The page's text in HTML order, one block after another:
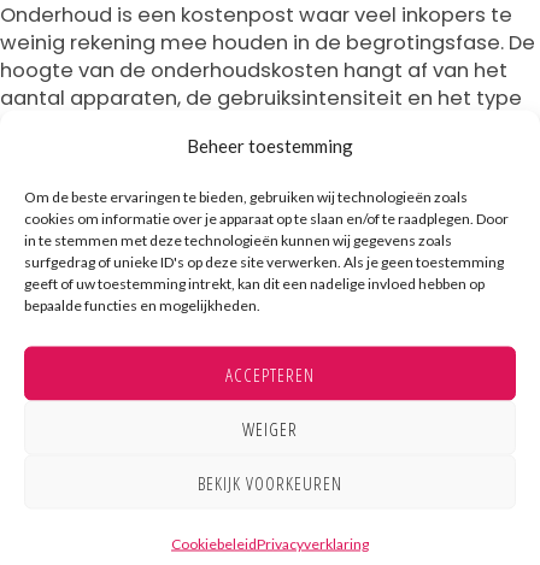
Beheer toestemming
Om de beste ervaringen te bieden, gebruiken wij technologieën zoals
cookies om informatie over je apparaat op te slaan en/of te raadplegen. Door
in te stemmen met deze technologieën kunnen wij gegevens zoals
surfgedrag of unieke ID's op deze site verwerken. Als je geen toestemming
geeft of uw toestemming intrekt, kan dit een nadelige invloed hebben op
bepaalde functies en mogelijkheden.
ACCEPTEREN
WEIGER
BEKIJK VOORKEUREN
CookiebeleidPrivacyverklaring
Onderhoud is een kostenpost waar veel inkopers te
weinig rekening mee houden in de begrotingsfase. De
hoogte van de onderhoudskosten hangt af van het
aantal apparaten, de gebruiksintensiteit en het type
onderhoud op vaste momenten, een storingsservice
met gegarandeerde responstijd en de verplichte
NEN3140-keuringvan elektrische apparatuur.
Sommige leveranciers bieden ook een
meerjarenonderhoudsplanning (MJOP) aan, waarmee
verrassingen voorkomt.
Vraag bij aanschaf altijd om een schatting van de
jaarlijkse onderhoudskosten en controleer of de
monteur die pas na drie dagen beschikbaar is, is in